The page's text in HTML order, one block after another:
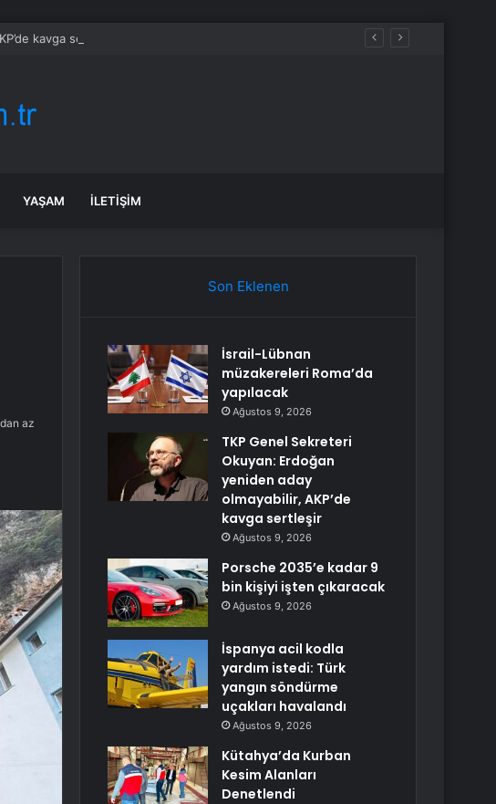
kavga sertleşir
YAŞAM İLETIŞIM
az
Son Eklenen
İsrail-Lübnan
müzakereleri Roma’da
yapılacak
Ağustos 9, 2026
TKP Genel Sekreteri
Okuyan: Erdoğan
yeniden aday
olmayabilir, AKP’de
kavga sertleşir
Ağustos 9, 2026
Porsche 2035’e kadar 9
bin kişiyi işten çıkaracak
Ağustos 9, 2026
İspanya acil kodla
yardım istedi: Türk
yangın söndürme
uçakları havalandı
Ağustos 9, 2026
Kütahya’da Kurban
Kesim Alanları
Denetlendi